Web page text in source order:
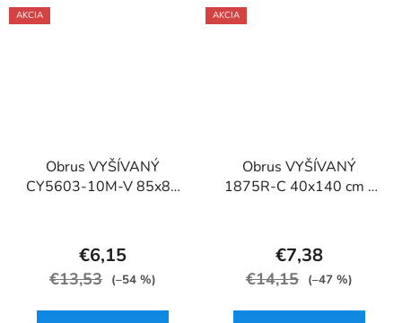
AKCIA
Obrus VYŠÍVANÝ
CY5603-10M-V 85x85
€6,15
€13,53 (–54 %)
AKCIA
Obrus VYŠÍVANÝ
1875R-C 40x140 cm -
€7,38
€14,15 (–47 %)